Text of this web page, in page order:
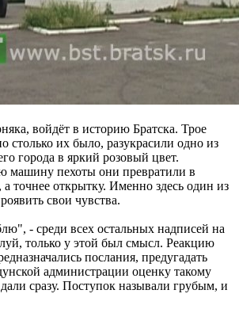
войдёт в историю Братска. Трое
столько их было, разукрасили одно из
города в яркий розовый цвет.
машину пехоты они превратили в
точнее открытку. Именно здесь один из
свои чувства.
- среди всех остальных надписей на
только у этой был смысл. Реакцию
послания, предугадать
администрации оценку такому
сразу. Поступок называли грубым, и